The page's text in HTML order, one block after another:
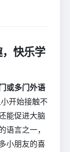
快乐学
或多门外语
开始接触不
能促进大脑
语言之一，
小朋友的喜